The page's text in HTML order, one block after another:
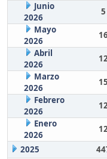
Junio
2026
5
Mayo
2026
Abril
2026
Marzo
2026
15
Febrero
2026
Enero
2026
2025